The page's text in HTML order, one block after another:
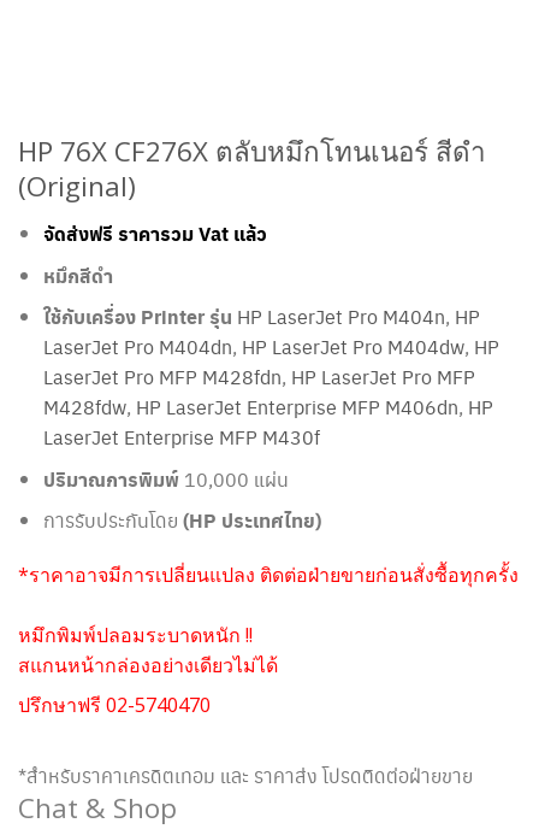
HP 76X CF276X ตลับหมึกโทนเนอร์ สีดำ
(Original)
จัดส่งฟรี ราคารวม Vat แล้ว
หมึกสีดำ
ใช้กับเครื่อง Printer รุ่น HP LaserJet Pro M404n, HP
LaserJet Pro M404dn, HP LaserJet Pro M404dw, HP
LaserJet Pro MFP M428fdn, HP LaserJet Pro MFP
M428fdw, HP LaserJet Enterprise MFP M406dn, HP
LaserJet Enterprise MFP M430f
ปริมาณการพิมพ์10,000 แผ่น
การรับประกันโดย (HP ประเทศไทย)
*ราคาอาจมีการเปลี่ยนแปลง ติดต่อฝ่ายขายก่อนสั่งซื้อทุกครั้ง
หมึกพิมพ์ปลอมระบาดหนัก !!
สแกนหน้ากล่องอย่างเดียวไม่ได้
ปรึกษาฟรี 02-5740470
*สำหรับราคาเครดิตเทอม และ ราคาส่ง โปรดติดต่อฝ่ายขาย
Chat & Shop